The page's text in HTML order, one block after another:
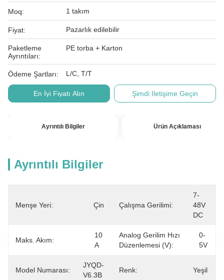
Moq: 1 takım
Fiyat: Pazarlık edilebilir
Paketleme
Ayrıntıları:
PE torba + Karton
Ödeme Şartları: L/C, T/T
En İyi Fiyatı Alın Şimdi Iletişime Geçin
Ayrıntılı Bilgiler Ürün Açıklaması
Ayrıntılı Bilgiler
Menşe Yeri: Çin Çalışma Gerilimi:
7-
48V
DC
Maks. Akım:
10
A
Analog Gerilim Hızı
Düzenlemesi (v):
0-
5V
Model Numarası:
JYQD-
V6.3B
Renk: Yeşil